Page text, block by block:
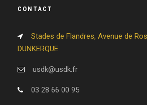
CONTACT
Stades de Flandres, Avenue de
DUNKERQUE
usdk@usdk.fr
03 28 66 00 95